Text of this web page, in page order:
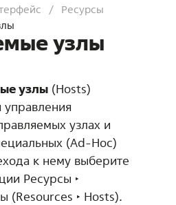
Ресурсы
узлы
узлы (Hosts)
управления
узлах и
(Ad-Hoc)
к нему выберите
Ресурсы ‣
(Resources ‣ Hosts).